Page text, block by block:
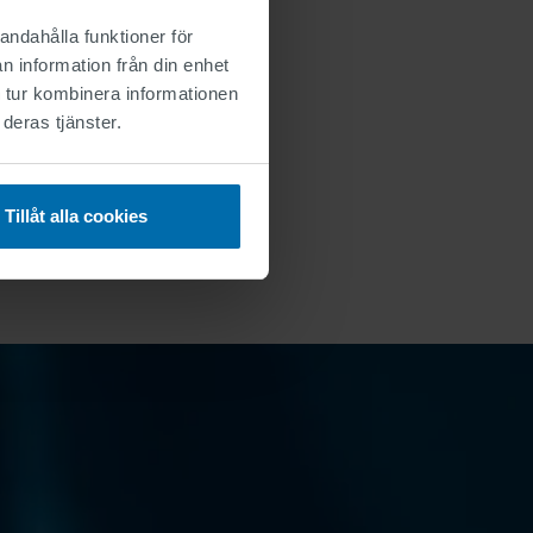
funktioner för
information från din enhet
kombinera informationen
tjänster.
Tillåt alla cookies
sida